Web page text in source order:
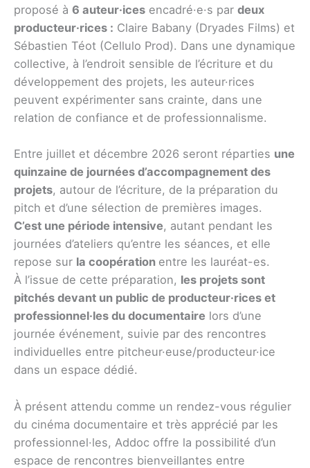
proposé à 6 auteur·ices encadré·e·s par deux
producteur·rices : Claire Babany (Dryades Films) et
Sébastien Téot (Cellulo Prod). Dans une dynamique
collective, à l’endroit sensible de l’écriture et du
développement des projets, les auteur·rices
peuvent expérimenter sans crainte, dans une
relation de confiance et de professionnalisme.
Entre juillet et décembre 2026 seront réparties une
quinzaine de journées d’accompagnement des
projets, autour de l’écriture, de la préparation du
pitch et d’une sélection de premières images.
C’est une période intensive, autant pendant les
journées d’ateliers qu’entre les séances, et elle
repose sur la coopération entre les lauréat-es.
À l’issue de cette préparation, les projets sont
pitchés devant un public de producteur·rices et
professionnel·les du documentaire lors d’une
journée événement, suivie par des rencontres
individuelles entre pitcheur·euse/producteur·ice
dans un espace dédié.
À présent attendu comme un rendez-vous régulier
du cinéma documentaire et très apprécié par les
professionnel·les, Addoc offre la possibilité d’un
espace de rencontres bienveillantes entre